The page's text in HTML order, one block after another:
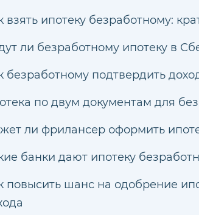
взять ипотеку безработному:
ли безработному ипотеку в
безработному подтвердить
по двум документам для
ли фрилансер оформить
банки дают ипотеку
повысить шанс на одобрение